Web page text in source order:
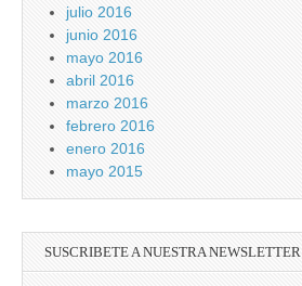
julio 2016
junio 2016
mayo 2016
abril 2016
marzo 2016
febrero 2016
enero 2016
mayo 2015
SUSCRIBETE A NUESTRA NEWSLETTER